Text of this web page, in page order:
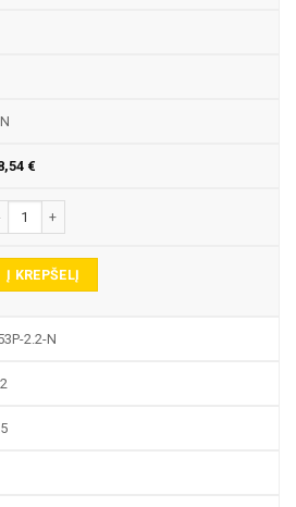
€
kiekis: 753P TEKINIMO PLOKŠTELĖ
Į KREPŠELĮ
2.2-N